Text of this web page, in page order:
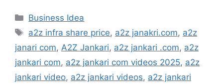
Categories
Business Idea
Tags
a2z infra share price, a2z janakri.com, a2z
janari com, A2Z Jankari, a2z jankari .com, a2z
jankari com, a2z jankari com videos 2025, a2z
jankari video, a2z jankari videos, a2z jankari